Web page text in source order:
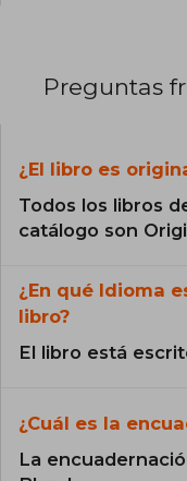
Preguntas
¿El libro es
Todos los libros
catálogo son
¿En qué Idioma
libro?
El libro está
¿Cuál es la
La